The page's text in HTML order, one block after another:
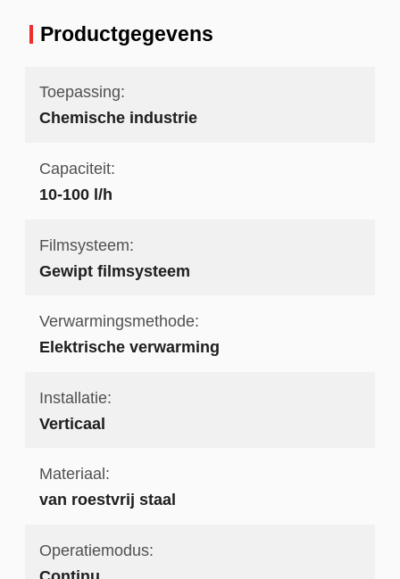
Productgegevens
Toepassing:
Chemische industrie
Capaciteit:
10-100 l/h
Filmsysteem:
Gewipt filmsysteem
Verwarmingsmethode:
Elektrische verwarming
Installatie:
Verticaal
Materiaal:
van roestvrij staal
Operatiemodus: